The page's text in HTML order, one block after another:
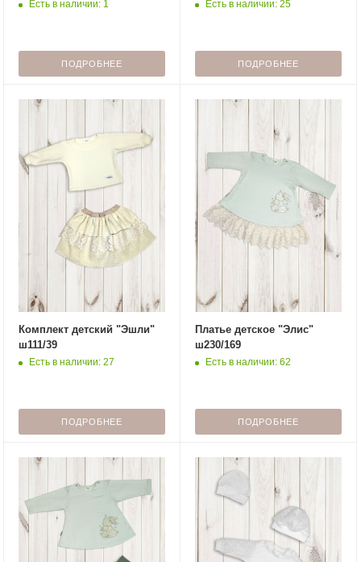
Есть в наличии: 1
ПОДРОБНЕЕ
Есть в наличии: 25
ПОДРОБНЕЕ
Комплект детский "Эшли"
ш111/39
Есть в наличии: 27
ПОДРОБНЕЕ
Платье детское "Элис"
ш230/169
Есть в наличии: 62
ПОДРОБНЕЕ